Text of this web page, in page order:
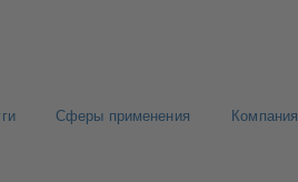
Сферы применения Компания